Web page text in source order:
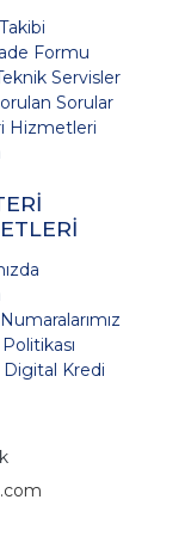
Formu
Servisler
Sorular
Hizmetleri
Politikası
Digital Kredi